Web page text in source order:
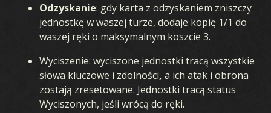
Odzyskanie: gdy karta z odzyskaniem zniszczy
jednostkę w waszej turze, dodaje kopię 1/1 do
waszej ręki o maksymalnym koszcie 3.
Wyciszenie: wyciszone jednostki tracą wszystkie
słowa kluczowe i zdolności, a ich atak i obrona
zostają zresetowane. Jednostki tracą status
Wyciszonych, jeśli wrócą do ręki.